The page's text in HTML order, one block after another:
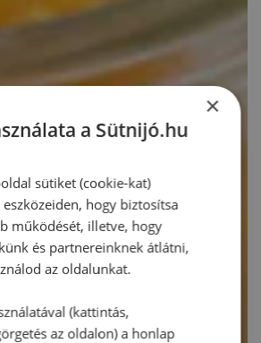
×
a Sütnijó.hu
sütiket (cookie-kat)
eszközeiden, hogy biztosítsa
működését, illetve, hogy
és partnereinknek átlátni,
az oldalunkat.
(kattintás,
az oldalon) a honlap